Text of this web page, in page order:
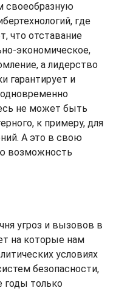
своеобразную
где
что отставание
экономическое,
а лидерство
гарантирует и
не может быть
к примеру, для
А это в свою
возможность
угроз и вызовов в
на которые нам
условиях
безопасности,
годы только